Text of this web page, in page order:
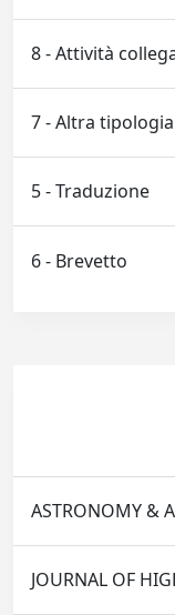
8 - Attività
7 - Altra tipologia
5 - Traduzione
6 - Brevetto
ASTRONOMY &
JOURNAL OF